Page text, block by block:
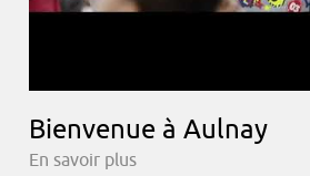
Bienvenue à Aulnay
En savoir plus